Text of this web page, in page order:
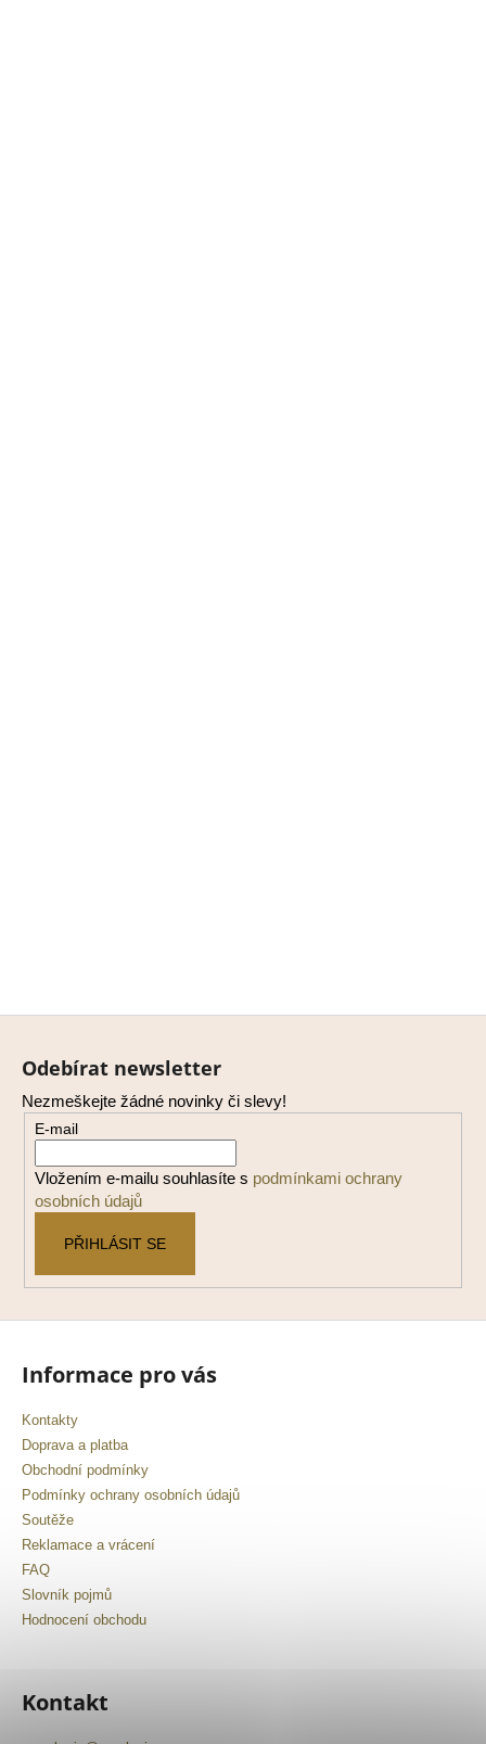
Odebírat newsletter
Nezmeškejte žádné novinky či slevy!
E-mail
Vložením e-mailu souhlasíte s podmínkami ochrany
osobních údajů
PŘIHLÁSIT SE
Informace pro vás
Kontakty
Doprava a platba
Obchodní podmínky
Podmínky ochrany osobních údajů
Soutěže
Reklamace a vrácení
FAQ
Slovník pojmů
Hodnocení obchodu
Kontakt